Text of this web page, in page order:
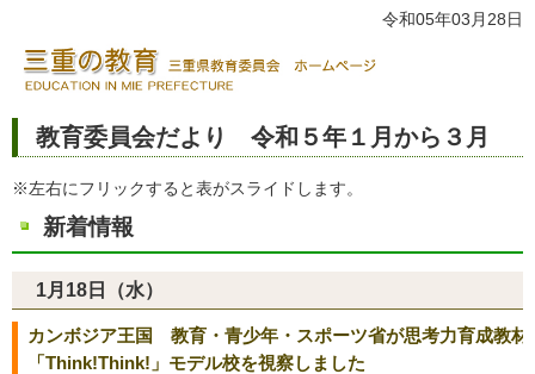
令和05年03月28日
教育委員会だより 令和５年１月から３月
※左右にフリックすると表がスライドします。
新着情報
1月18日（水）
カンボジア王国 教育・青少年・スポーツ省が思考力育成教材
「Think!Think!」モデル校を視察しました